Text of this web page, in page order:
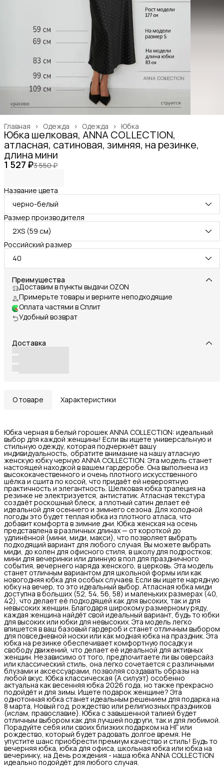
Юбка
Одежда ›
Одежда ›
Главная ›
Юбка шелковая, ANNA COLLECTION,
атласная, сатиновая, зимняя, на резинке,
длина мини
1 527 ₽3 550 ₽
Название цвета
черно-белый
Размер производителя
2XS (59 см)
Российский размер
40
Преимущества
Доставим в пункты выдачи OZON
Примерьте товары и верните неподходящие
Оплата частями в Сплит
Удобный возврат
Доставка
О товаре Характеристики
Юбка черная в белый горошек ANNA COLLECTION: идеальный
выбор для каждой женщины! Если вы ищете универсальную и
стильную одежду, которая подчеркнёт вашу
индивидуальность, обратите внимание на нашу атласную
женскую юбку черную ANNA COLLECTION. Эта модель станет
настоящей находкой в вашем гардеробе. Она выполнена из
высококачественного и очень плотного искусственного
шёлка и сшита по косой, что придаёт ей невероятную
практичность и элегантность. Шелковая юбка трапеция на
резинке не электризуется, антистатик. Атласная текстура
создаёт роскошный блеск, а плотный сатин делает её
идеальной для осеннего и зимнего сезона. Для холодной
погоды это будет теплая юбка из плотного атласа, что
добавит комфорта в зимние дни. Юбка женская на осень
представлена в различных длинах — от короткой до
удлинённой (мини, миди, макси), что позволяет выбрать
подходящий вариант для любого случая. Вы можете выбрать
миди, до колен для офисного стиля, в школу для подростков;
мини для вечеринки или длинную в пол для праздничного
события, вечернего наряда женского, в церковь. Эта модель
станет отличным вариантом для школьной формы или как
новогодняя юбка для особых случаев. Если вы ищете нарядную
юбку на вечер, то это идеальный выбор. Атласная юбка миди
доступна в больших (52, 54, 56, 58) и маленьких размерах (40,
42), что делает её подходящей как для высоких, так и для
невысоких женщин. Благодаря широкому размерному ряду,
каждая женщина найдёт свой идеальный вариант, будь то юбки
для высоких или юбки для невысоких. Эта модель легко
впишется в ваш базовый гардероб и станет отличным выбором
для повседневной носки или как модная юбка на праздник. Эта
юбка на резинке обеспечивает комфортную посадку и
свободу движений, что делает её идеальной для активных
женщин. Независимо от того, предпочитаете ли вы оверсайз
или классический стиль, она легко сочетается с различными
блузами и аксессуарами, позволяя создавать образы на
любой вкус. Юбка классическая (А силуэт) особенно
актуальна как весенняя юбка 2026 года, но также прекрасно
подойдёт и для зимы. Ищете подарок женщине? Эта
однотонная юбка станет идеальным решением для подарка на
8 марта, Новый год, рождество или религиозных праздников
(ислам, православие). Юбка с завышенной талией будет
отличным выбором как для лучшей подруги, так и для любимой.
Порадуйте себя или своих близких подарком на НГ или
рождество, который будет радовать долгое время. Не
упустите шанс приобрести премиум качество и стиль! Будь то
вечерняя юбка, юбка для офиса, школьная юбка или юбка на
вечеринку, на День рождения - наша юбка ANNA COLLECTION
идеально подойдёт для любого случая.